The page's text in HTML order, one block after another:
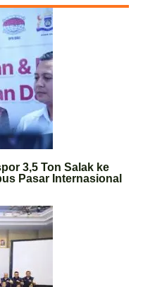
3,5 Ton Salak ke
Pasar Internasional